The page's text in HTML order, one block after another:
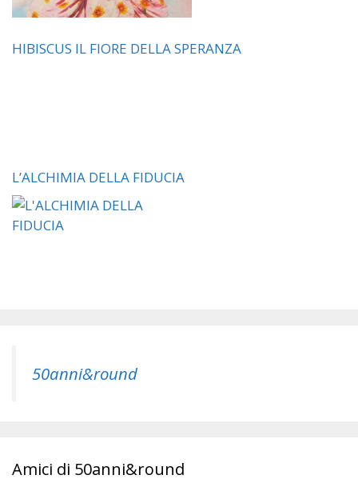
HIBISCUS IL FIORE DELLA SPERANZA
L’ALCHIMIA DELLA FIDUCIA
50anni&round
Amici di 50anni&round